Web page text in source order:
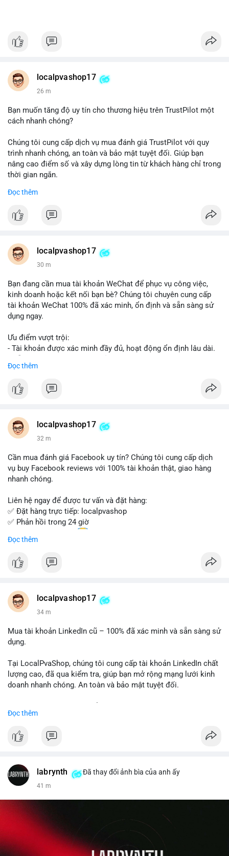
localpvashop17
26 m
Bạn muốn tăng độ uy tín cho thương hiệu trên TrustPilot một
cách nhanh chóng?
Chúng tôi cung cấp dịch vụ mua đánh giá TrustPilot với quy
trình nhanh chóng, an toàn và bảo mật tuyệt đối. Giúp bạn
nâng cao điểm số và xây dựng lòng tin từ khách hàng chỉ trong
thời gian ngắn.
Đặt hàng ngay hôm nay để nhận ưu đãi:
👉 Order tại: localpvashop
👉 Telegram: @localpvashop
👉 Email: localpvashop@gmail.com
Đừng bỏ lỡ cơ hội cải thiện danh tiếng trực tuyến của bạn một
cách hiệu quả!
Đọc thêm
localpvashop17
30 m
Bạn đang cần mua tài khoản WeChat để phục vụ công việc,
kinh doanh hoặc kết nối bạn bè? Chúng tôi chuyên cung cấp
tài khoản WeChat 100% đã xác minh, ổn định và sẵn sàng sử
dụng ngay.
Ưu điểm vượt trội:
- Tài khoản được xác minh đầy đủ, hoạt động ổn định lâu dài.
- Giao dịch an toàn, bảo mật thông tin.
Đặt hàng ngay hôm nay để nhận ưu đãi tốt nhất!
- WhatsApp: +1 (66
215-8938
- Telegram: @localpvashop
Đừng bỏ lỡ cơ hội sở hữu tài khoản WeChat chất lượng với giá
tốt. Liên hệ ngay!
Đọc thêm
localpvashop17
32 m
Cần mua đánh giá Facebook uy tín? Chúng tôi cung cấp dịch
vụ buy Facebook reviews với 100% tài khoản thật, giao hàng
nhanh chóng.
Liên hệ ngay để được tư vấn và đặt hàng:
✅ Đặt hàng trực tiếp: localpvashop
✅ Phản hồi trong 24 giờ
✅ WhatsApp: +1 (66
✅ Telegram: @localpvashop
✅ Email: localpvashop@gmail.com
Đọc thêm
localpvashop17
34 m
Mua tài khoản LinkedIn cũ – 100% đã xác minh và sẵn sàng sử
dụng.
Tại LocalPvaShop, chúng tôi cung cấp tài khoản LinkedIn chất
lượng cao, đã qua kiểm tra, giúp bạn mở rộng mạng lưới kinh
doanh nhanh chóng. An toàn và bảo mật tuyệt đối.
✅ Phản hồi trong 24 giờ
✅ Email: localpvashop@gmail.com
Đọc thêm
labrynth Đã thay đổi ảnh bìa của anh ấy
41 m